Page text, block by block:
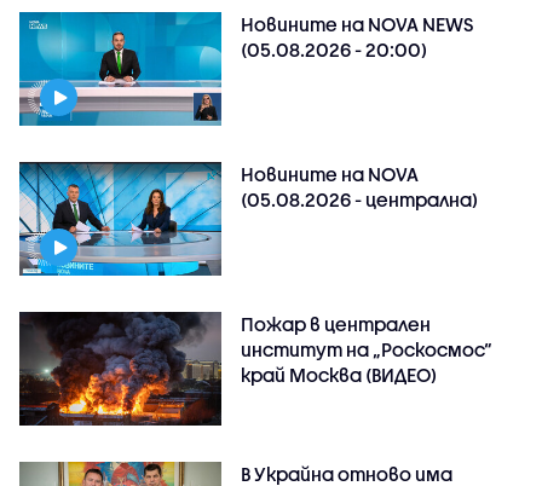
Новините на NOVA NEWS
(05.08.2026 - 20:00)
Новините на NOVA
(05.08.2026 - централна)
Пожар в централен
институт на „Роскосмос“
край Москва (ВИДЕО)
В Украйна отново има